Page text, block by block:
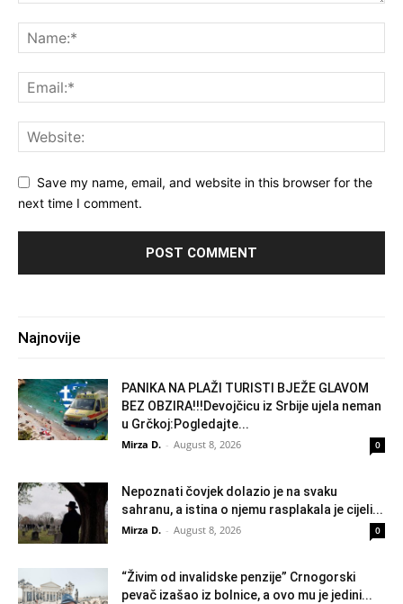
Save my name, email, and website in this browser for the
next time I comment.
Najnovije
PANIKA NA PLAŽI TURISTI BJEŽE GLAVOM
BEZ OBZIRA!!!Devojčicu iz Srbije ujela neman
u Grčkoj:Pogledajte...
Mirza D. - August 8, 2026 0
Nepoznati čovjek dolazio je na svaku
sahranu, a istina o njemu rasplakala je cijeli...
Mirza D. - August 8, 2026 0
“Živim od invalidske penzije” Crnogorski
pevač izašao iz bolnice, a ovo mu je jedini...